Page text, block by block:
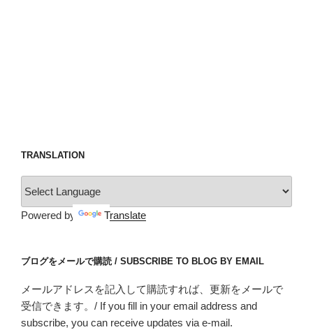
TRANSLATION
Powered by Translate
ブログをメールで購読 / SUBSCRIBE TO BLOG BY EMAIL
メールアドレスを記入して購読すれば、更新をメールで
受信できます。/ If you fill in your email address and
subscribe, you can receive updates via e-mail.